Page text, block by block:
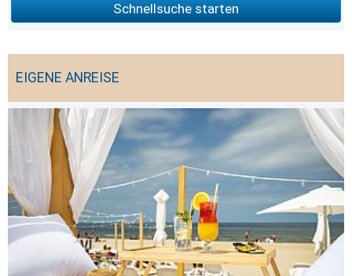
Schnellsuche starten
EIGENE ANREISE